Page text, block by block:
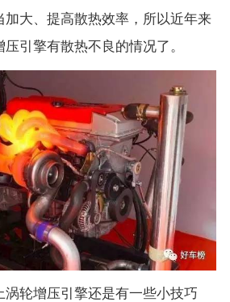
加大、提高散热效率，所以近年来
引擎有散热不良的情况了。
轮增压引擎还是有一些小技巧